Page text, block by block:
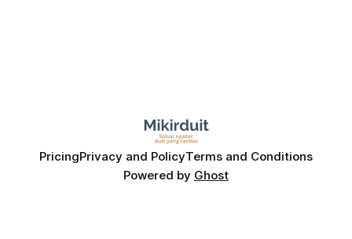
PricingPrivacy and PolicyTerms and Conditions
Powered by Ghost